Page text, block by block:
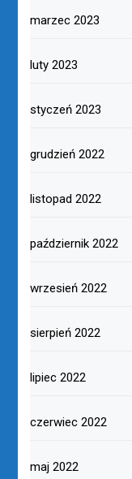
marzec 2023
luty 2023
styczeń 2023
grudzień 2022
listopad 2022
październik 2022
wrzesień 2022
sierpień 2022
lipiec 2022
czerwiec 2022
maj 2022